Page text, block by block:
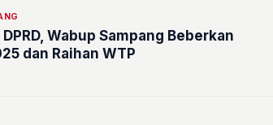
Wabup Sampang Beberkan
dan Raihan WTP